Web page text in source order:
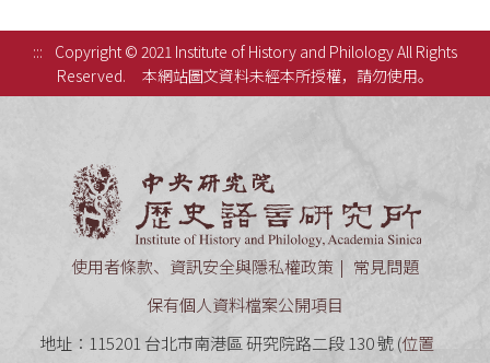
:::
Copyright © 2021 Institute of History and Philology All Rights
Reserved.
本網站圖文資料未經本所授權，請勿使用。
使用者條款、資訊安全與隱私權政策
常見問題
保有個人資料檔案公開項目
地址：115201 台北市南港區 研究院路二段 130 號 (位置